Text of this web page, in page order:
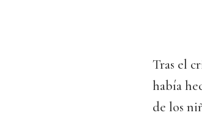
Tras el
había
de los